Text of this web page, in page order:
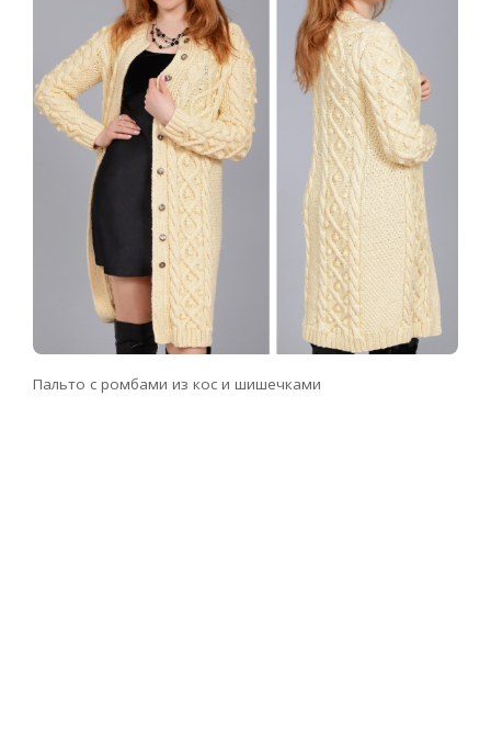
Пальто с ромбами из кос и шишечками